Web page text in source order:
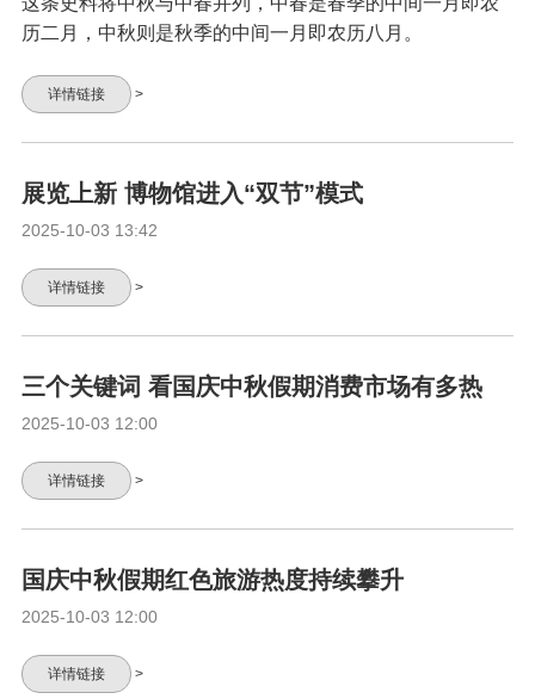
历二月，中秋则是秋季的中间一月即农历八月。
详情链接 >
展览上新 博物馆进入“双节”模式
2025-10-03 13:42
详情链接 >
三个关键词 看国庆中秋假期消费市场有多热
2025-10-03 12:00
详情链接 >
国庆中秋假期红色旅游热度持续攀升
2025-10-03 12:00
详情链接 >